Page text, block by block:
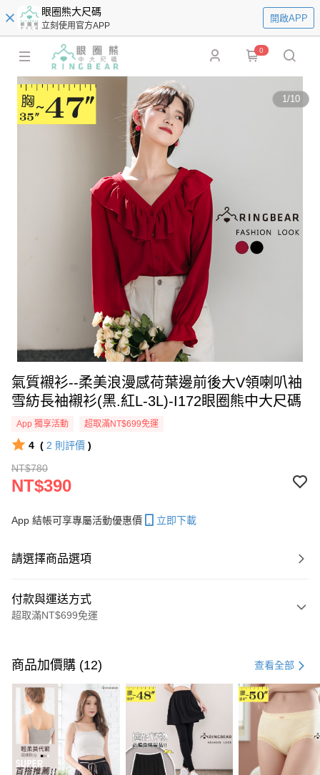
眼圈熊大尺碼
立刻使用官方APP
開啟APP
0
1/10
氣質襯衫--柔美浪漫感荷葉邊前後大V領喇叭袖
雪紡長袖襯衫(黑.紅L-3L)-I172眼圈熊中大尺碼
App 獨享活動 超取滿NT$699免運
4 ( 2 則評價 )
NT$780
NT$390
App 結帳可享專屬活動優惠價 立即下載
請選擇商品選項
付款與運送方式
超取滿NT$699免運
信用卡一次付款
超商取貨付款
LINE Pay
Apple Pay
街口支付
商品加價購 (12) 查看全部